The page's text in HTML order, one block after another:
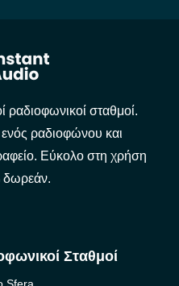
ραδιοφωνικοί σταθμοί.
ενός ραδιοφώνου και
Εύκολο στη χρήση
δωρεάν.
Σταθμοί